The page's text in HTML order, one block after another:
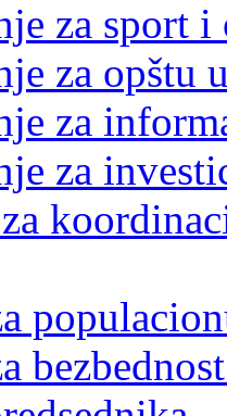
za sport
za opštu
za
za